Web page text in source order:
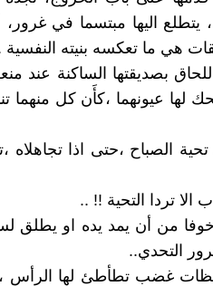
، يتطلع اليها مبتسما في
هي ما تعكسه بنيته النفسية
بصديقتها الساكنة عند
عيونهما ،كأَن كل منهما
الصباح ،حتى اذا
الا تردا التحية !! ..
من أن يمد يده او يطلق
التحدي..
غضب تطأطئ لها الرأس